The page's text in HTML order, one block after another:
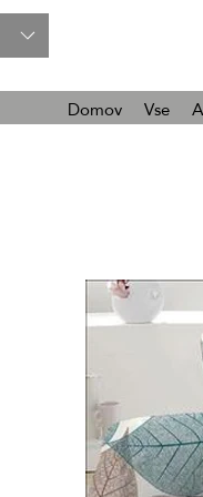
Domov Vse